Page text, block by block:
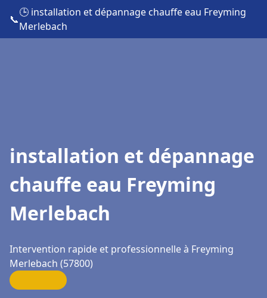
📞
🕒 installation et dépannage chauffe eau Freyming
Merlebach
installation et dépannage
chauffe eau Freyming
Merlebach
Intervention rapide et professionnelle à Freyming
Merlebach (57800)